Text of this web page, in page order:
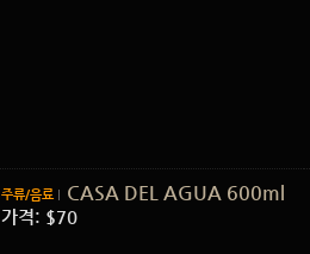
주류/음료 CASA DEL AGUA 600ml
가격: $70